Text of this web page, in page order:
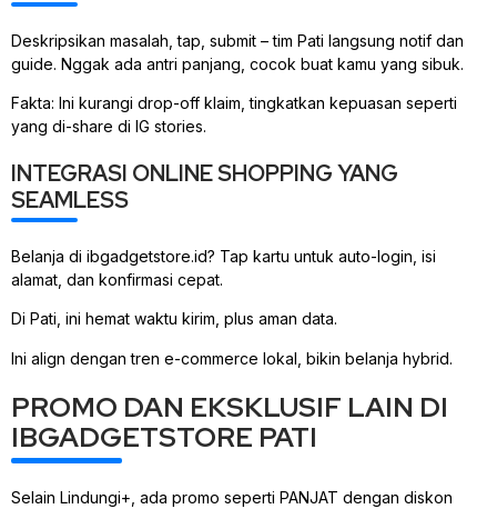
Deskripsikan masalah, tap, submit – tim Pati langsung notif dan
guide. Nggak ada antri panjang, cocok buat kamu yang sibuk.
Fakta: Ini kurangi drop-off klaim, tingkatkan kepuasan seperti
yang di-share di IG stories.
INTEGRASI ONLINE SHOPPING YANG
SEAMLESS
Belanja di ibgadgetstore.id? Tap kartu untuk auto-login, isi
alamat, dan konfirmasi cepat.
Di Pati, ini hemat waktu kirim, plus aman data.
Ini align dengan tren e-commerce lokal, bikin belanja hybrid.
PROMO DAN EKSKLUSIF LAIN DI
IBGADGETSTORE PATI
Selain Lindungi+, ada promo seperti PANJAT dengan diskon